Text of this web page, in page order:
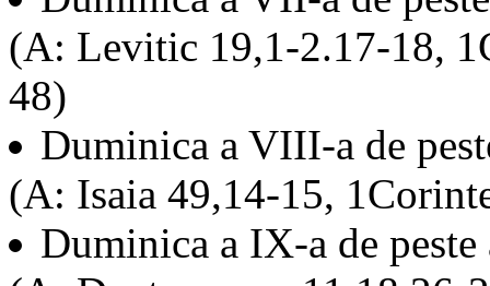
(A: Levitic 19,1-2.17-18,
48)
Duminica a VIII-a de
(A: Isaia 49,14-15,
Duminica a IX-a de